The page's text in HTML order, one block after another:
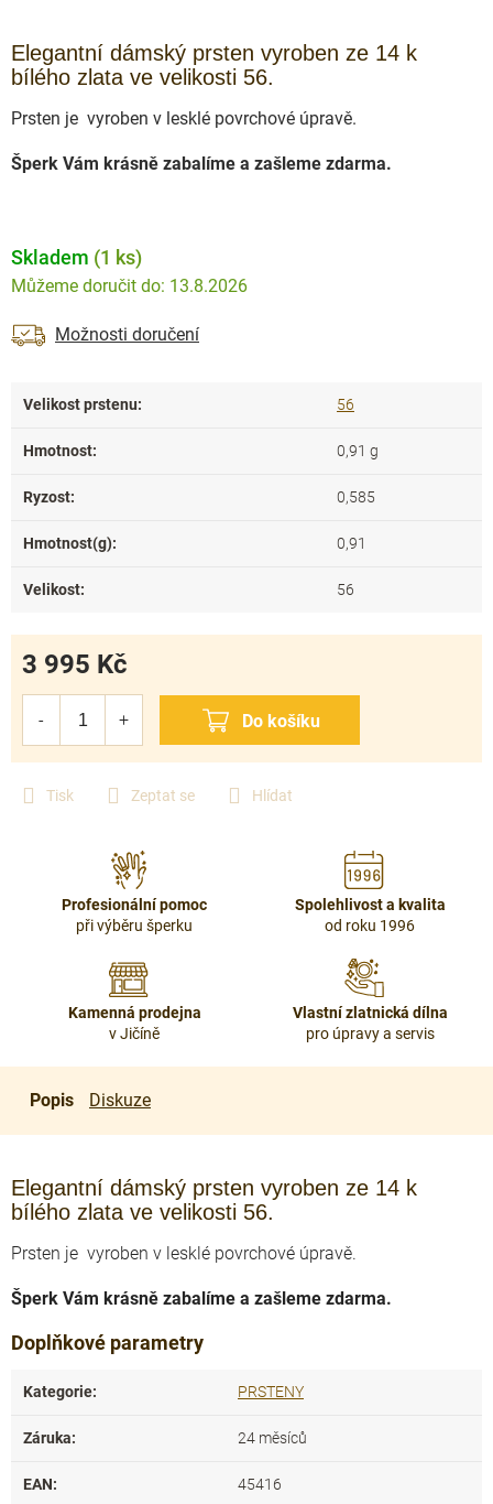
Elegantní dámský prsten vyroben ze 14 k
bílého zlata ve velikosti 56.
Prsten je vyroben v lesklé povrchové úpravě.
Šperk Vám krásně zabalíme a zašleme zdarma.
Tisk Zeptat se Hlídat
Skladem (1 ks)
13.8.2026
Možnosti doručení
3 995 Kč
Velikost prstenu: 56
Hmotnost: 0,91 g
Ryzost: 0,585
Hmotnost(g): 0,91
Velikost: 56
Profesionální pomoc
při výběru šperku
Spolehlivost a kvalita
od roku 1996
Kamenná prodejna
v Jičíně
Vlastní zlatnická dílna
pro úpravy a servis
Popis Diskuze
Elegantní dámský prsten vyroben ze 14 k
bílého zlata ve velikosti 56.
Prsten je vyroben v lesklé povrchové úpravě.
Šperk Vám krásně zabalíme a zašleme zdarma.
Doplňkové parametry
Kategorie: PRSTENY
Záruka: 24 měsíců
EAN: 45416